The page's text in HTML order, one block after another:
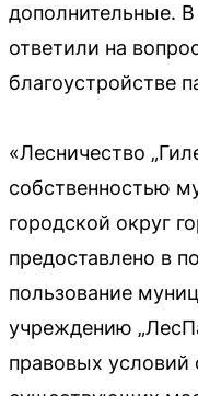
дополнительные.
ответили на
благоустройстве
«Лесничество
собственностью
городской округ
предоставлено в
пользование
учреждению
правовых условий